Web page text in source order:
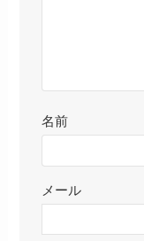
名前
メール